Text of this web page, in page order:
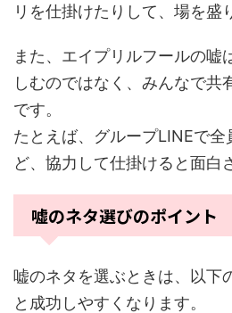
リを仕掛けたりして、場を盛
また、エイプリルフールの嘘
しむのではなく、みんなで共
です。
たとえば、グループLINEで
ど、協力して仕掛けると面白
嘘のネタ選びのポイント
嘘のネタを選ぶときは、以下
と成功しやすくなります。